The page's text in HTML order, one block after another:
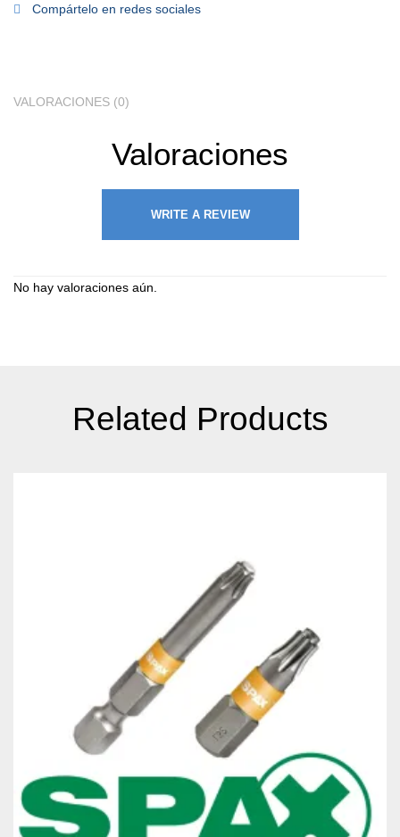
Compártelo en redes sociales
VALORACIONES (0)
Valoraciones
WRITE A REVIEW
No hay valoraciones aún.
Related Products